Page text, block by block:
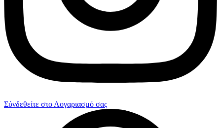
Σύνδεθείτε στο Λογαριασμό σας